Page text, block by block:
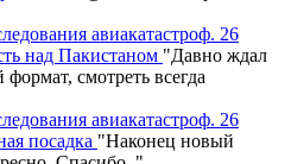
авиакатастроф. 26
над Пакистаном "Давно ждал
смотреть всегда
авиакатастроф. 26
посадка "Наконец новый